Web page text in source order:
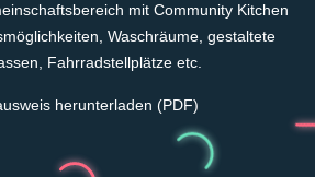
mit Community Kitchen
Waschräume, gestaltete
Fahrradstellplätze etc.
herunterladen (PDF)